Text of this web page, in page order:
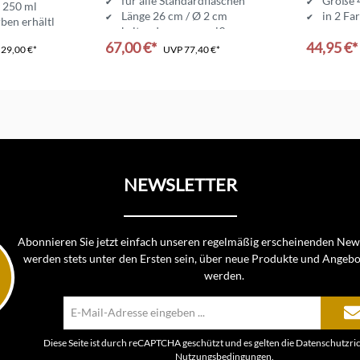
ml
erhältlich
29,00 €*
Länge 26 cm / Ø 2 cm
kalt- oder warmweiß
67,00 €* UVP77,40 €*
in 2
44,95 €*
NEWSLETTER
Abonnieren Sie jetzt einfach unseren regelmäßig erscheinenden
werden stets unter den Ersten sein, über neue Produkte und
werden.
Mail-
Adresse*
Diese Seite ist durch reCAPTCHA geschützt und es gelten die
Nutzungsbedingungen